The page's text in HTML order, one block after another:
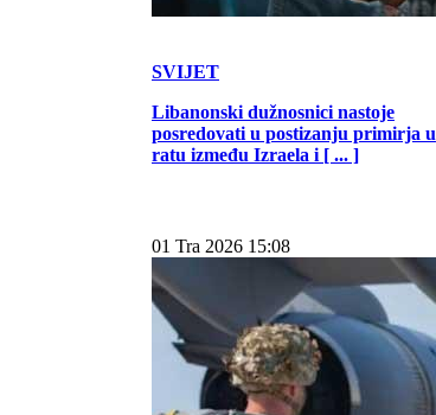
SVIJET
Libanonski dužnosnici nastoje
posredovati u postizanju primirja u
ratu između Izraela i [ ... ]
01 Tra 2026 15:08